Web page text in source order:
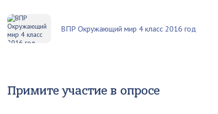
ВПР Окружающий мир 4 класс 2016 год
Примите участие в опросе